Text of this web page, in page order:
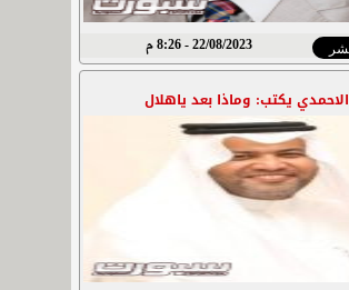
22/08/2023 - 8:26 م
الاحمدي يكتب: وماذا بعد ياهلال